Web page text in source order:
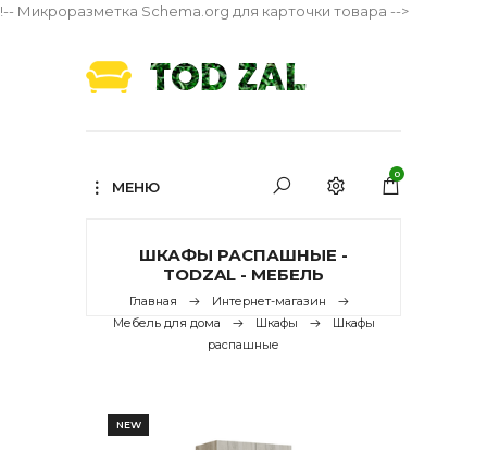
!-- Микроразметка Schema.org для карточки товара -->
МЕНЮ
0
ШКАФЫ РАСПАШНЫЕ -
TODZAL - МЕБЕЛЬ
Главная
Интернет-магазин
Мебель для дома
Шкафы
Шкафы
распашные
NEW